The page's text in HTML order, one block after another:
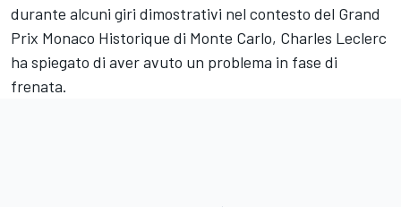
durante alcuni giri dimostrativi nel contesto del Grand
Prix Monaco Historique di Monte Carlo, Charles Leclerc
ha spiegato di aver avuto un problema in fase di
frenata.